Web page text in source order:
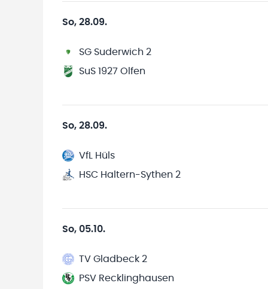
So, 28.09.
SG Suderwich 2
SuS 1927 Olfen
So, 28.09.
VfL Hüls
HSC Haltern-Sythen 2
So, 05.10.
TV Gladbeck 2
PSV Recklinghausen